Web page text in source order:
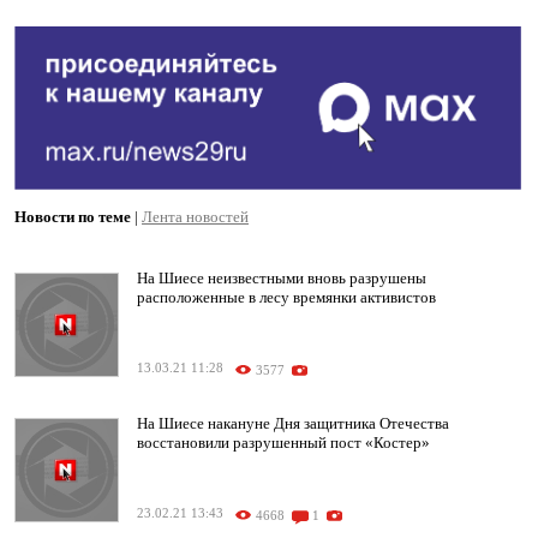
Новости по теме | Лента новостей
На Шиесе неизвестными вновь разрушены
расположенные в лесу времянки активистов
13.03.21 11:28 3577
На Шиесе накануне Дня защитника Отечества
восстановили разрушенный пост «Костер»
23.02.21 13:43 4668 1